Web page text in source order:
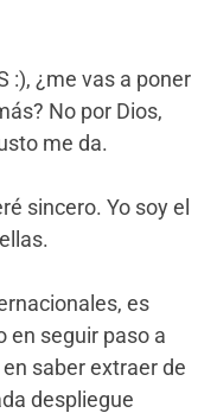
:), ¿me vas a poner
No por Dios,
me da.
sincero. Yo soy el
es
en seguir paso a
saber extraer de
despliegue